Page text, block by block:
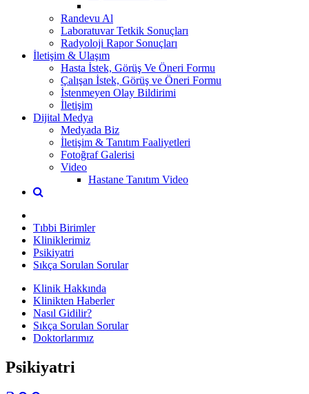
Randevu Al
Laboratuvar Tetkik Sonuçları
Radyoloji Rapor Sonuçları
İletişim & Ulaşım
Hasta İstek, Görüş Ve Öneri Formu
Çalışan İstek, Görüş ve Öneri Formu
İstenmeyen Olay Bildirimi
İletişim
Dijital Medya
Medyada Biz
İletişim & Tanıtım Faaliyetleri
Fotoğraf Galerisi
Video
Hastane Tanıtım Video
Tıbbi Birimler
Kliniklerimiz
Psikiyatri
Sıkça Sorulan Sorular
Klinik Hakkında
Klinikten Haberler
Nasıl Gidilir?
Sıkça Sorulan Sorular
Doktorlarımız
Psikiyatri